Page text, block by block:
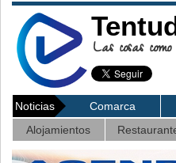
Las cosas como
Noticias Comarca
Alojamientos